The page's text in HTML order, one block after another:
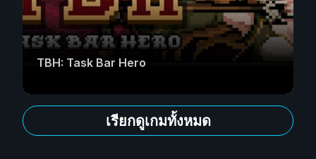
TBH: Task Bar Hero
เรียกดูเกมทั้งหมด